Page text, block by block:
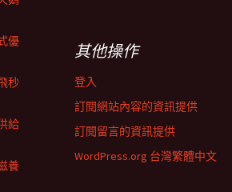
優
秒
給
養
其他操作
登入
訂閱網站內容的資訊提供
訂閱留言的資訊提供
WordPress.org 台灣繁體中文